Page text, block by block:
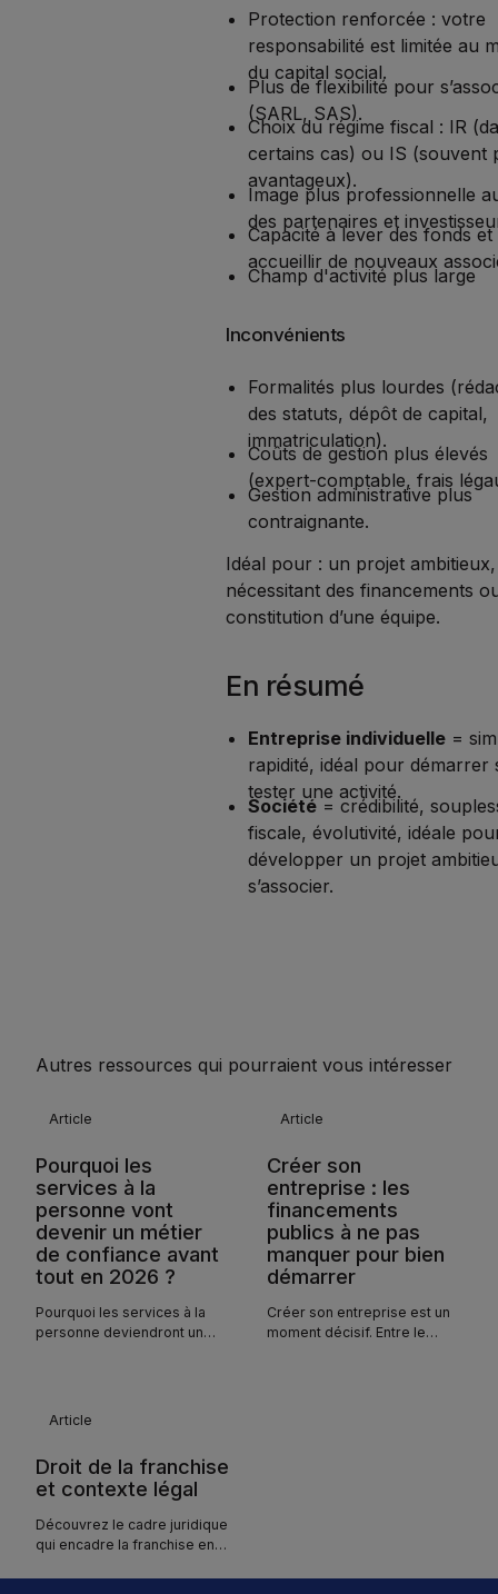
Protection renforcée : votre
responsabilité est limitée au
du capital social.
Plus de flexibilité pour
(SARL, SAS).
Choix du régime fiscal : IR
certains cas) ou IS (souvent
avantageux).
Image plus professionnelle
des partenaires et
Capacité à lever des fonds et
accueillir de nouveaux
Champ d'activité plus large
Inconvénients
Formalités plus lourdes
des statuts, dépôt de capital,
immatriculation).
Coûts de gestion plus élevés
(expert-comptable, frais
Gestion administrative plus
contraignante.
Idéal pour : un projet ambitieux,
nécessitant des financements
constitution d’une équipe.
En résumé
Entreprise individuelle=
rapidité, idéal pour démarrer
tester une activité.
Société= crédibilité,
fiscale, évolutivité, idéale
développer un projet
s’associer.
Autres ressources qui pourraient vous intéresser
Article
Pourquoi les
services à la
personne vont
devenir un métier
de confiance avant
tout en 2026 ?
Pourquoi les services à la
personne deviendront un
secteur.
Article
Créer son
entreprise : les
financements
publics à ne pas
manquer pour bien
démarrer
Créer son entreprise est un
moment décisif. Entre le
Article
Droit de la franchise
et contexte légal
Découvrez le cadre juridique
qui encadre la franchise en